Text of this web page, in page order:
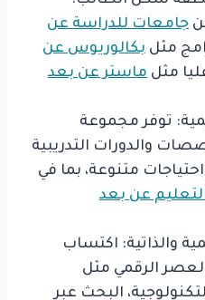
جامعات للدراسة عن
مثل بكالوريوس عن
مثل ماستر عن بعد
توفر مجموعة
والدورات التدريبية
متنوعة، بما في
عن بعد
والذاتية: اكتساب
الرقمي مثل
البحث عبر